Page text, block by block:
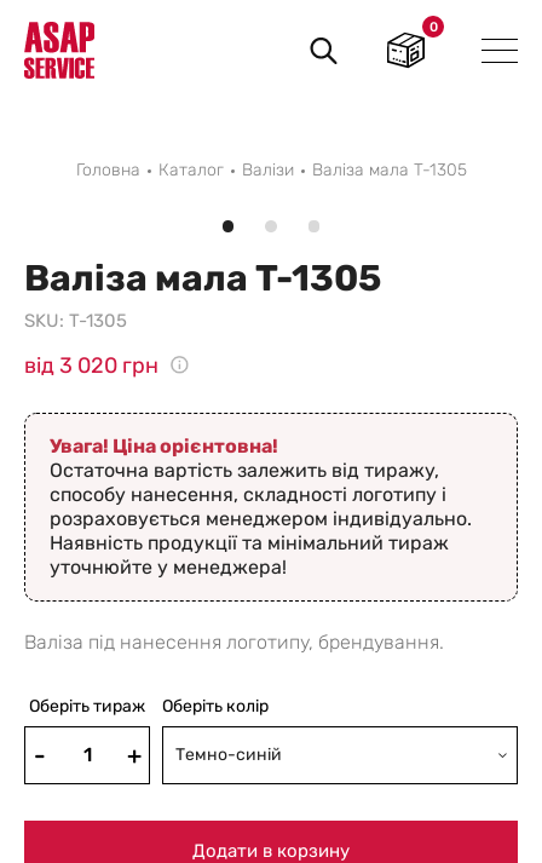
Пошук
товарів
0
Головна Каталог Валізи Валіза мала T-1305
Валіза мала T-1305
SKU: T-1305
від 3 020 грн
Увага! Ціна орієнтовна!
Остаточна вартість залежить від тиражу,
способу нанесення, складності логотипу і
розраховується менеджером індивідуально.
Наявність продукції та мінімальний тираж
уточнюйте у менеджера!
Валіза під нанесення логотипу, брендування.
Оберіть тираж Оберіть колір
Темно-синій
Додати в корзину